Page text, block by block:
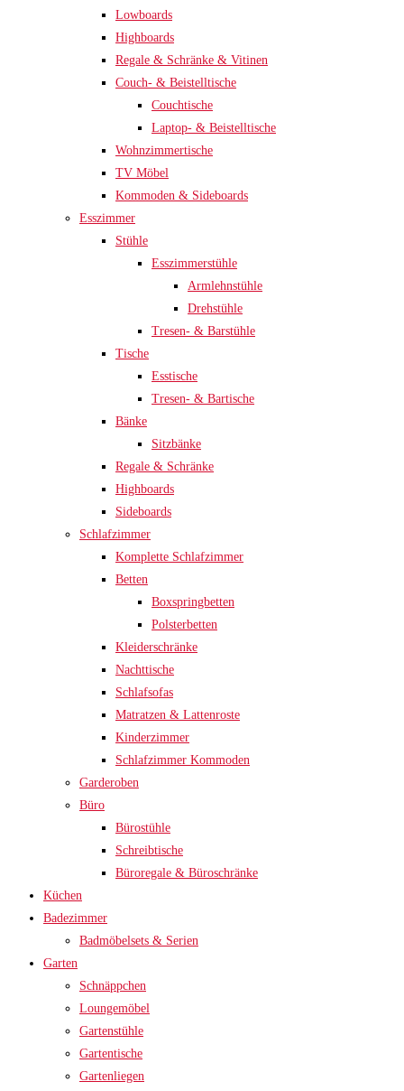
Lowboards
Highboards
Regale & Schränke & Vitinen
Couch- & Beistelltische
Couchtische
Laptop- & Beistelltische
Wohnzimmertische
TV Möbel
Kommoden & Sideboards
Esszimmer
Stühle
Esszimmerstühle
Armlehnstühle
Drehstühle
Tresen- & Barstühle
Tische
Esstische
Tresen- & Bartische
Bänke
Sitzbänke
Regale & Schränke
Highboards
Sideboards
Schlafzimmer
Komplette Schlafzimmer
Betten
Boxspringbetten
Polsterbetten
Kleiderschränke
Nachttische
Schlafsofas
Matratzen & Lattenroste
Kinderzimmer
Schlafzimmer Kommoden
Garderoben
Büro
Bürostühle
Schreibtische
Büroregale & Büroschränke
Küchen
Badezimmer
Badmöbelsets & Serien
Garten
Schnäppchen
Loungemöbel
Gartenstühle
Gartentische
Gartenliegen